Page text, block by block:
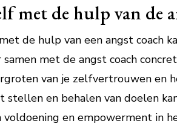
met de hulp van de
de hulp van een angst coach
met de angst coach
van je zelfvertrouwen en
stellen en behalen van doelen
en empowerment in